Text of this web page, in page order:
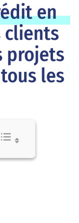
en
clients
projets
les